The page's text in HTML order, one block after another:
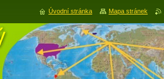
Úvodní stránka Mapa stránek